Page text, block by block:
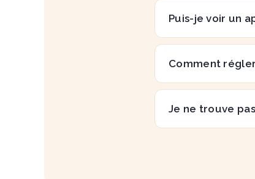
Puis-je voir un
Comment
Je ne trouve